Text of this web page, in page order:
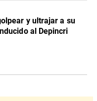
y ultrajar a su
al Depincri